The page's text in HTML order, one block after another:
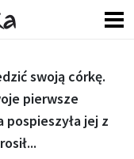
swoją córkę.
pierwsze
jej z